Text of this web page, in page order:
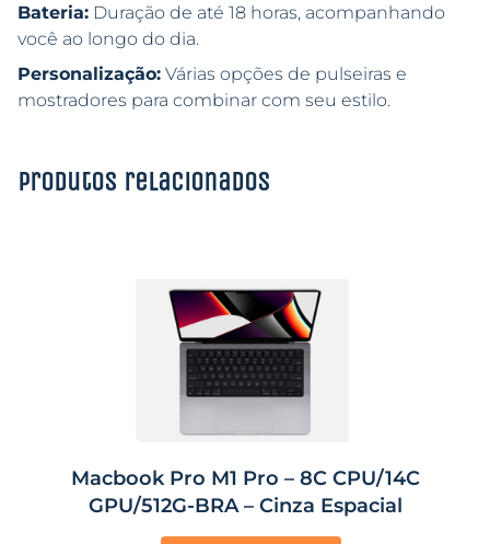
Bateria: Duração de até 18 horas, acompanhando
você ao longo do dia.
Personalização: Várias opções de pulseiras e
mostradores para combinar com seu estilo.
Produtos relacionados
Macbook Pro M1 Pro – 8C CPU/14C
GPU/512G-BRA – Cinza Espacial